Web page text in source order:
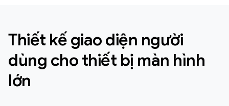
Thiết kế giao diện người
dùng cho thiết bị màn hình
lớn